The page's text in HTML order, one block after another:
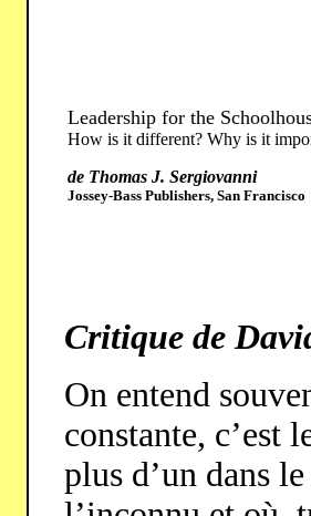
Leadership for the
How is it different? Why is it
de Thomas J. Sergiovanni
Jossey-Bass Publishers, San Francisco
Critique de
On entend
constante, c’est
plus d’un dans